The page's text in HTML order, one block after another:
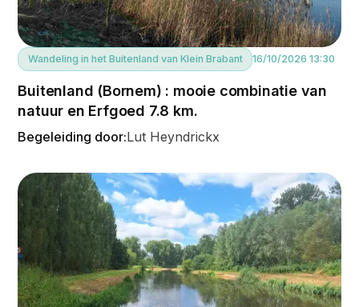
Wandeling in het Buitenland van Klein Brabant 16/10/2026 13:30
Buitenland (Bornem) : mooie combinatie van
natuur en Erfgoed 7.8 km.
Begeleiding door:Lut Heyndrickx